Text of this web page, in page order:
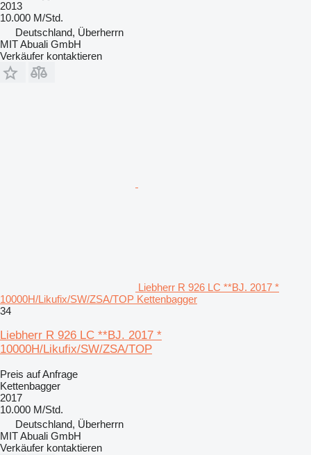
2013
10.000 M/Std.
Deutschland, Überherrn
MIT Abuali GmbH
Verkäufer kontaktieren
Liebherr R 926 LC **BJ. 2017 *
10000H/Likufix/SW/ZSA/TOP Kettenbagger
34
Liebherr R 926 LC **BJ. 2017 *
10000H/Likufix/SW/ZSA/TOP
Preis auf Anfrage
Kettenbagger
2017
10.000 M/Std.
Deutschland, Überherrn
MIT Abuali GmbH
Verkäufer kontaktieren